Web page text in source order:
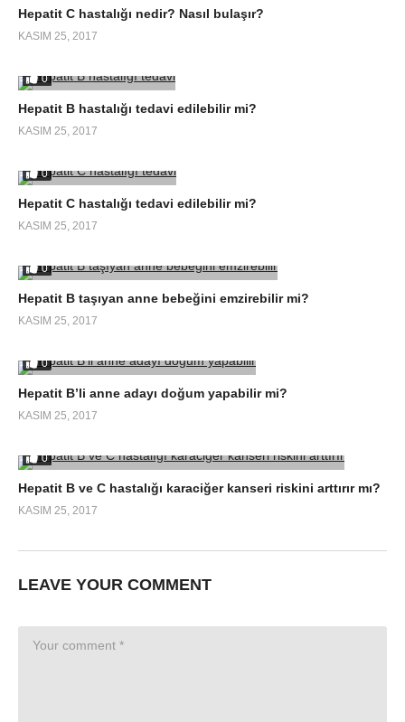
Hepatit C hastalığı nedir? Nasıl bulaşır?
KASIM 25, 2017
0
Hepatit B hastalığı tedavi edilebilir mi?
KASIM 25, 2017
0
Hepatit C hastalığı tedavi edilebilir mi?
KASIM 25, 2017
0
Hepatit B taşıyan anne bebeğini emzirebilir mi?
KASIM 25, 2017
0
Hepatit B’li anne adayı doğum yapabilir mi?
KASIM 25, 2017
0
Hepatit B ve C hastalığı karaciğer kanseri riskini arttırır mı?
KASIM 25, 2017
LEAVE YOUR COMMENT